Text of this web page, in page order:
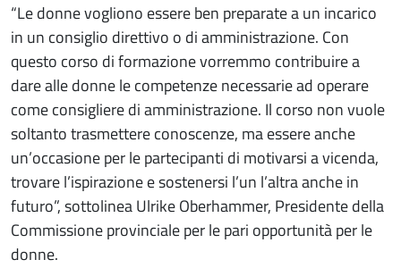
“Le donne vogliono essere ben preparate a un incarico
in un consiglio direttivo o di amministrazione. Con
questo corso di formazione vorremmo contribuire a
dare alle donne le competenze necessarie ad operare
come consigliere di amministrazione. Il corso non vuole
soltanto trasmettere conoscenze, ma essere anche
un’occasione per le partecipanti di motivarsi a vicenda,
trovare l’ispirazione e sostenersi l’un l’altra anche in
futuro”, sottolinea Ulrike Oberhammer, Presidente della
Commissione provinciale per le pari opportunità per le
donne.